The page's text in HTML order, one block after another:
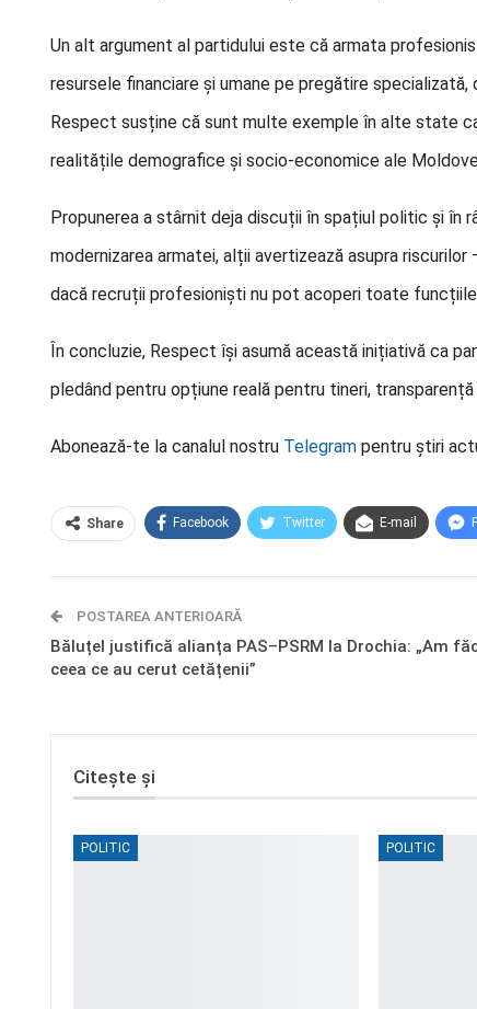
Un alt argument al partidului este că armata
resursele financiare și umane pe pregătire
Respect susține că sunt multe exemple în alte state
realitățile demografice și socio‑economice ale
Propunerea a stârnit deja discuții în spațiul politic și în
modernizarea armatei, alții avertizează asupra
dacă recruții profesioniști nu pot acoperi toate
În concluzie, Respect își asumă această inițiativă ca
pledând pentru opțiune reală pentru tineri,
Abonează-te la canalul nostru Telegram pentru știri
Share Facebook Twitter E-mail
POSTAREA ANTERIOARĂ
Băluțel justifică alianța PAS–PSRM la Drochia: „Am
ceea ce au cerut cetățenii”
Citește și
POLITIC POLITIC